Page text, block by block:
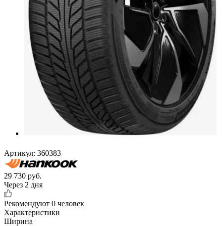
Артикул: 360383
29 730 руб.
Через 2 дня
Рекомендуют 0 человек
Характеристики
Ширина